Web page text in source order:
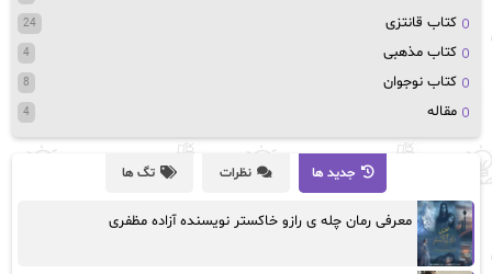
کتاب قانتزی 24
کتاب مذهبی 4
کتاب نوجوان 8
مقاله 4
جدید ها نظرات تگ ها
معرفی رمان چله ی رازو خاکستر نویسنده آزاده مظفری